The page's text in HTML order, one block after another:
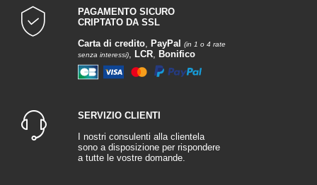
PAGAMENTO SICURO
CRIPTATO DA SSL
Carta di credito, PayPal
(in 1 o 4 rate
senza interessi), LCR, Bonifico
SERVIZIO CLIENTI
I nostri consulenti alla clientela
sono a disposizione per rispondere
a tutte le vostre domande.